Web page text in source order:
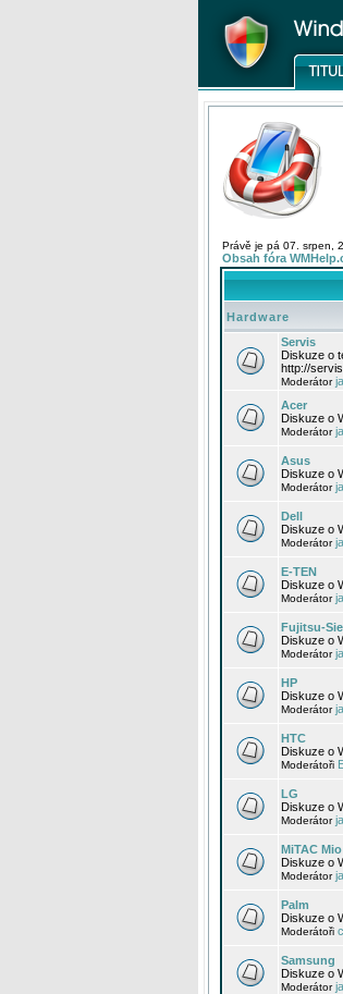
Právě je pá 07. srpen,
Obsah fóra
Hardware
Servis
Diskuze o
http://
Moderátor
Acer
Diskuze o
Moderátor
Asus
Diskuze o
Moderátor
Dell
Diskuze o
Moderátor
E-TEN
Diskuze o
Moderátor
Fujitsu-
Diskuze o
Moderátor
HP
Diskuze o
Moderátor
HTC
Diskuze o
Moderátoři
LG
Diskuze o
Moderátor
MiTAC Mio
Diskuze o
Moderátor
Palm
Diskuze o
Moderátoři
Samsung
Diskuze o
Moderátor